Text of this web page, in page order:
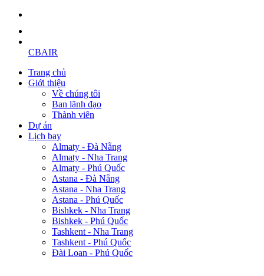
CBAIR
Trang chủ
Giới thiệu
Về chúng tôi
Ban lãnh đạo
Thành viên
Dự án
Lịch bay
Almaty - Đà Nẵng
Almaty - Nha Trang
Almaty - Phú Quốc
Astana - Đà Nẵng
Astana - Nha Trang
Astana - Phú Quốc
Bishkek - Nha Trang
Bishkek - Phú Quốc
Tashkent - Nha Trang
Tashkent - Phú Quốc
Đài Loan - Phú Quốc